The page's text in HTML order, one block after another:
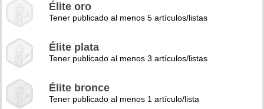
Élite oro
Tener publicado al menos 5 artículos/listas
Élite plata
Tener publicado al menos 3 artículos/listas
Élite bronce
Tener publicado al menos 1 artículo/lista